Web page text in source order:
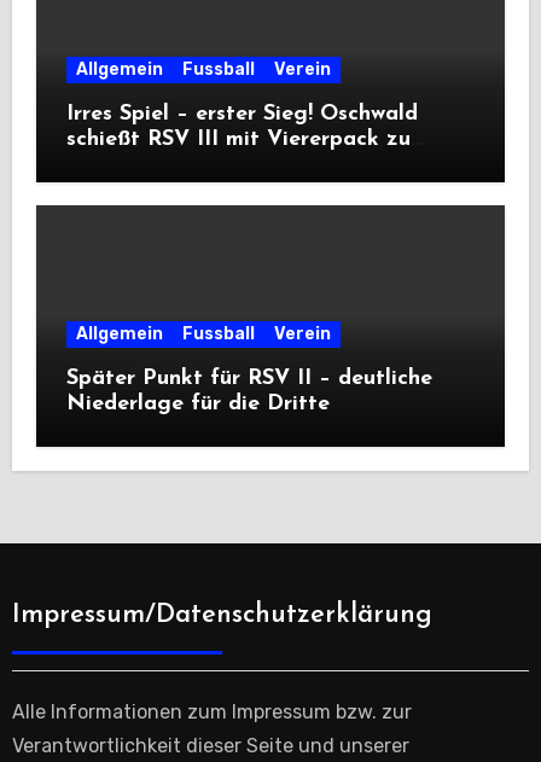
Allgemein Fussball Verein
Irres Spiel – erster Sieg! Oschwald
schießt RSV III mit Viererpack zu
Allgemein Fussball Verein
Später Punkt für RSV II – deutliche
Niederlage für die Dritte
Impressum/Datenschutzerklärung
Alle Informationen zum Impressum bzw. zur
Verantwortlichkeit dieser Seite und unserer